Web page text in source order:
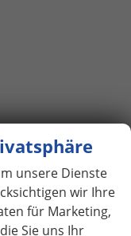
unsere Dienste
wir Ihre
für Marketing,
Sie uns Ihr